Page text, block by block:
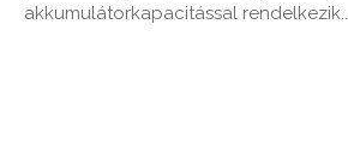
akkumulátorkapacitással rendelkezik..